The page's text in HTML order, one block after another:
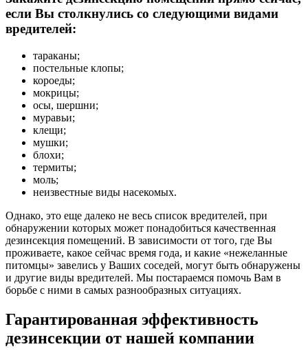
если Вы столкнулись со следующими видами
вредителей:
тараканы;
постельные клопы;
короеды;
мокрицы;
осы, шершни;
муравьи;
клещи;
мушки;
блохи;
термиты;
моль;
неизвестные виды насекомых.
Однако, это еще далеко не весь список вредителей, при
обнаружении которых может понадобиться качественная
дезинсекция помещений. В зависимости от того, где Вы
проживаете, какое сейчас время года, и какие «нежеланные
питомцы» завелись у Ваших соседей, могут быть обнаружены
и другие виды вредителей. Мы постараемся помочь Вам в
борьбе с ними в самых разнообразных ситуациях.
Гарантированная эффективность
дезинсекции от нашей компании